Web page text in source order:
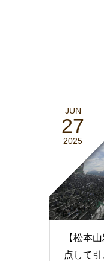
JUN
27
2025
【松本
点して